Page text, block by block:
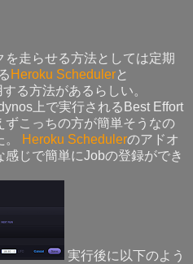
走らせる方法としては定期
Heroku Schedulerと
る方法があるらしい。
上で実行されるBest Effort
こっちの方が簡単そうなの
。
Heroku Schedulerのアドオ
じで簡単にJobの登録ができ
実行後に以下のよう